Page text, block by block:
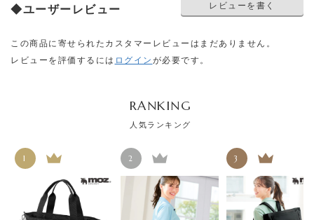
◆ユーザーレビュー レビューを書く
この商品に寄せられたカスタマーレビューはまだありません。
レビューを評価するには ログイン が必要です。
RANKING
人気ランキング
1 2 3